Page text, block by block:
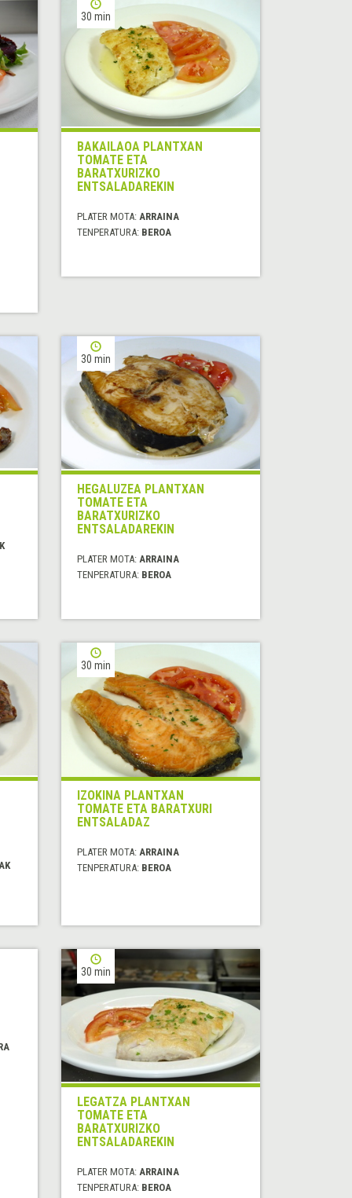
30 min
BAKAILAOA PLANTXAN
TOMATE ETA
BARATXURIZKO
ENTSALADAREKIN
PLATER MOTA:ARRAINA
TENPERATURA: BEROA
30 min
HEGALUZEA PLANTXAN
TOMATE ETA
BARATXURIZKO
ENTSALADAREKIN
PLATER MOTA:ARRAINA
TENPERATURA: BEROA
30 min
IZOKINA PLANTXAN
TOMATE ETA BARATXURI
ENTSALADAZ
PLATER MOTA:ARRAINA
TENPERATURA: BEROA
30 min
LEGATZA PLANTXAN
TOMATE ETA
BARATXURIZKO
ENTSALADAREKIN
PLATER MOTA:ARRAINA
TENPERATURA: BEROA